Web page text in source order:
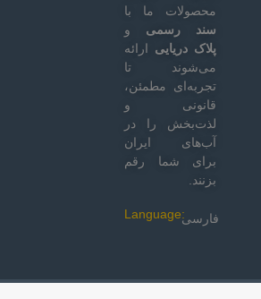
محصولات ما با
سند رسمی و
پلاک دریایی ارائه
می‌شوند تا
تجربه‌ای مطمئن،
قانونی و
لذت‌بخش را در
آب‌های ایران
برای شما رقم
بزنند.
Language:فارسی